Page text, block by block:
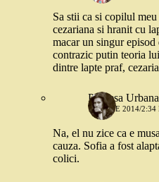
Sa stii ca si copilul
cezariana si hranit cu
macar un singur
contrazic putin teoria
dintre lapte praf,
Printesa Urbana
17 IUNIE 2014/2:34
Na, el nu zice ca e
cauza. Sofia a fost
colici.